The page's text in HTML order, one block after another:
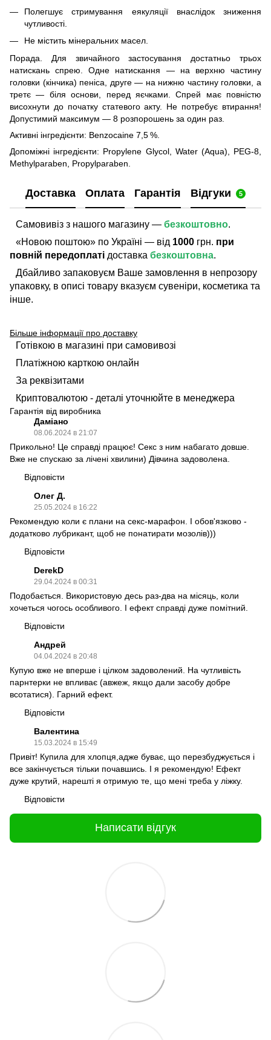
Полегшує стримування еякуляції внаслідок зниження
чутливості.
Не містить мінеральних масел.
Порада. Для звичайного застосування достатньо трьох
натискань спрею. Одне натискання — на верхню частину
головки (кінчика) пеніса, друге — на нижню частину головки, а
третє — біля основи, перед яєчками. Спрей має повністю
висохнути до початку статевого акту. Не потребує втирання!
Допустимий максимум — 8 розпорошень за один раз.
Активні інгредієнти: Benzocaine 7,5 %.
Допоміжні інгредієнти: Propylene Glycol, Water (Aqua), PEG-8,
Methylparaben, Propylparaben.
Доставка Оплата Гарантія Відгуки 5
Самовивіз з нашого магазину — безкоштовно.
«Новою поштою» по Україні — від 1000 грн. при
повній передоплаті доставка безкоштовна.
Дбайливо запаковуєм Ваше замовлення в непрозору
упаковку, в описі товару вказуєм сувеніри, косметика та
інше.
Більше інформації про доставку
Готівкою в магазині при самовивозі
Платіжною карткою онлайн
За реквізитами
Криптовалютою - деталі уточнюйте в менеджера
Гарантія від виробника
Даміано
08.06.2024 в 21:07
Прикольно! Це справді працює! Секс з ним набагато довше.
Вже не спускаю за лічені хвилини) Дівчина задоволена.
Відповісти
Олег Д.
25.05.2024 в 16:22
Рекомендую коли є плани на секс-марафон. І обов'язково -
додатково лубрикант, щоб не понатирати мозолів)))
Відповісти
DerekD
29.04.2024 в 00:31
Подобається. Використовую десь раз-два на місяць, коли
хочеться чогось особливого. І ефект справді дуже помітний.
Відповісти
Андрей
04.04.2024 в 20:48
Купую вже не вперше і цілком задоволений. На чутливість
парнтерки не впливає (авжеж, якщо дали засобу добре
всотатися). Гарний ефект.
Відповісти
Валентина
15.03.2024 в 15:49
Привіт! Купила для хлопця,адже буває, що перезбуджується і
все закінчується тільки почавшись. І я рекомендую! Ефект
дуже крутий, нарешті я отримую те, що мені треба у ліжку.
Відповісти
Написати відгук